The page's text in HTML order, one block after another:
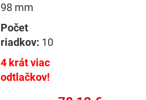
98 mm
Počet
riadkov: 10
4 krát viac
odtlačkov!